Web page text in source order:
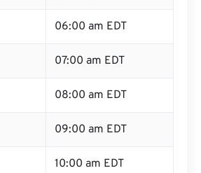
06:00 am EDT
07:00 am EDT
08:00 am EDT
09:00 am EDT
10:00 am EDT